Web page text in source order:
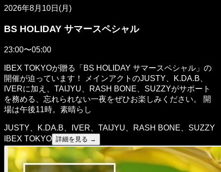
2026年8月10日(月)
BS HOLIDAY サマースペシャル
23:00〜05:00
IBEX TOKYOが贈る「BS HOLIDAY サマースペシャル」の
開催が迫っています！ メインアクトのJUSTY、K.DA.B、
IVERに加え、TAIJYU、RASH BONE、SUZZYがサポート
を務める、忘れられない一夜をぜひお楽しみください。 開
場は午後11時。素晴らし
JUSTY、K.DA.B、IVER、TAIJYU、RASH BONE、SUZZY
IBEX TOKYO 詳細を見る →